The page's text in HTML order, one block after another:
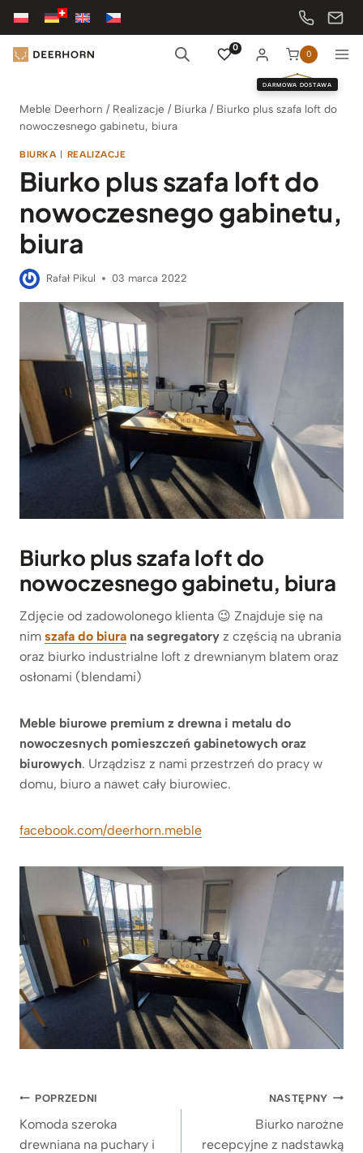
Przejdź
treści
0
0
DARMOWA DOSTAWA
Meble Deerhorn / Realizacje / Biurka / Biurko plus szafa loft do
nowoczesnego gabinetu, biura
BIURKA | REALIZACJE
Biurko plus szafa loft do
nowoczesnego gabinetu,
biura
Rafał Pikul 03 marca 2022
Biurko plus szafa loft do
nowoczesnego gabinetu, biura
Zdjęcie od zadowolonego klienta 😉 Znajduje się na
nim szafa do biura na segregatory z częścią na ubrania
oraz biurko industrialne loft z drewnianym blatem oraz
osłonami (blendami)
Meble biurowe premium z drewna i metalu do
nowoczesnych pomieszczeń gabinetowych oraz
biurowych. Urządzisz z nami przestrzeń do pracy w
domu, biuro a nawet cały biurowiec.
facebook.com/deerhorn.meble
Nawigacja
wpisu
POPRZEDNI
Komoda szeroka
drewniana na puchary i
NASTĘPNY
Biurko narożne
recepcyjne z nadstawką